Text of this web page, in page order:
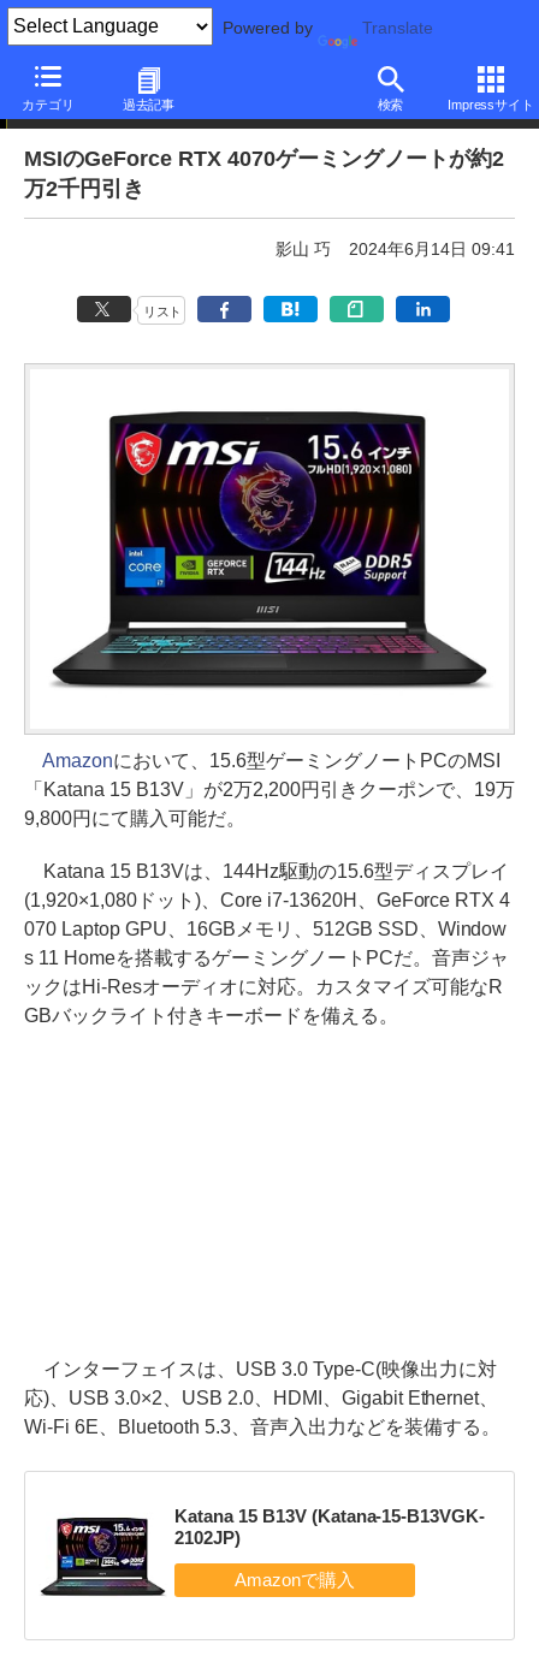
Powered by Translate
カテゴリ 過去記事 検索 Impressサイト
本日みつけたお買い得品
MSIのGeForce RTX 4070ゲーミングノートが約2
万2千円引き
影山 巧 2024年6月14日 09:41
リスト
Amazonにおいて、15.6型ゲーミングノートPCのMSI
「Katana 15 B13V」が2万2,200円引きクーポンで、19万
9,800円にて購入可能だ。
Katana 15 B13Vは、144Hz駆動の15.6型ディスプレイ
(1,920×1,080ドット)、Core i7-13620H、GeForce RTX 4
070 Laptop GPU、16GBメモリ、512GB SSD、Window
s 11 Homeを搭載するゲーミングノートPCだ。音声ジャ
ックはHi-Resオーディオに対応。カスタマイズ可能なR
GBバックライト付きキーボードを備える。
インターフェイスは、USB 3.0 Type-C(映像出力に対
応)、USB 3.0×2、USB 2.0、HDMI、Gigabit Ethernet、
Wi-Fi 6E、Bluetooth 5.3、音声入出力などを装備する。
Katana 15 B13V (Katana-15-B13VGK-
2102JP)